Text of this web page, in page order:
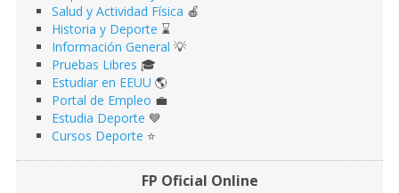
Salud y Actividad Física 🍎
Historia y Deporte ⌛️
Información General 💡
Pruebas Libres 🎓
Estudiar en EEUU 🌎​
Portal de Empleo 💼
Estudia Deporte 💙
Cursos Deporte ⭐️
FP Oficial Online